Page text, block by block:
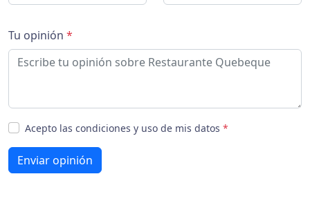
Tu opinión *
Acepto las condiciones y uso de mis datos *
Enviar opinión